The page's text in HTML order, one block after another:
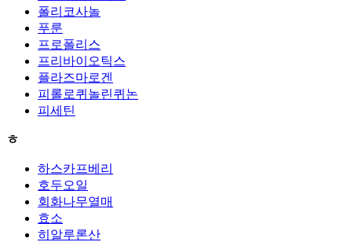
폴리코사놀
푸룬
프로폴리스
프리바이오틱스
플라즈마로겐
피롤로퀴놀린퀴논
피세틴
ㅎ
하스카프베리
호두오일
회화나무열매
효소
히알루론산